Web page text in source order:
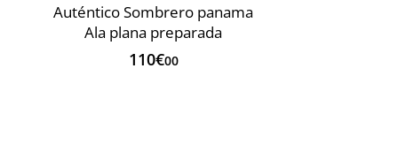
Auténtico Sombrero panama
Ala plana preparada
110€00